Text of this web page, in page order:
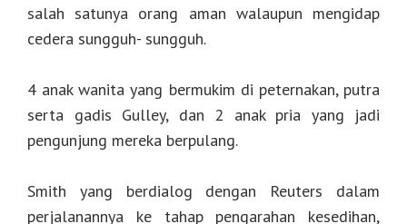
salah satunya orang aman walaupun mengidap
cedera sungguh- sungguh.
4 anak wanita yang bermukim di peternakan, putra
serta gadis Gulley, dan 2 anak pria yang jadi
pengunjung mereka berpulang.
Smith yang berdialog dengan Reuters dalam
perjalanannya ke tahap pengarahan kesedihan,